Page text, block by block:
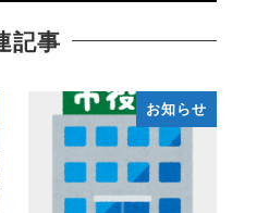
記事
お知らせ